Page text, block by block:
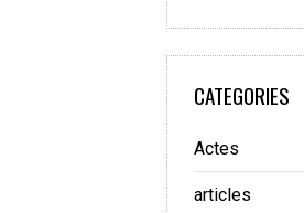
CATEGORIES
Actes
articles